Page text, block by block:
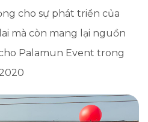
cho sự phát triển của
mà còn mang lại nguồn
Palamun Event trong